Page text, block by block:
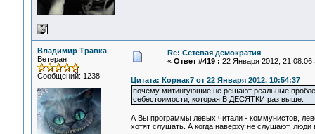
Владимир Травка
Ветеран
Сообщений: 1238
Re: Сетевая демократия
« Ответ #419 : 22 Января 2012, 21:08:06
Цитата: Корнак7 от 22 Января 2012, 10:54:37
почему митингующие не решают реальные
себестоимости, которая В ДЕСЯТКИ раз выше.
А Вы программы левых читали - коммунистов,
хотят слушать. А когда наверху не слушают, люди